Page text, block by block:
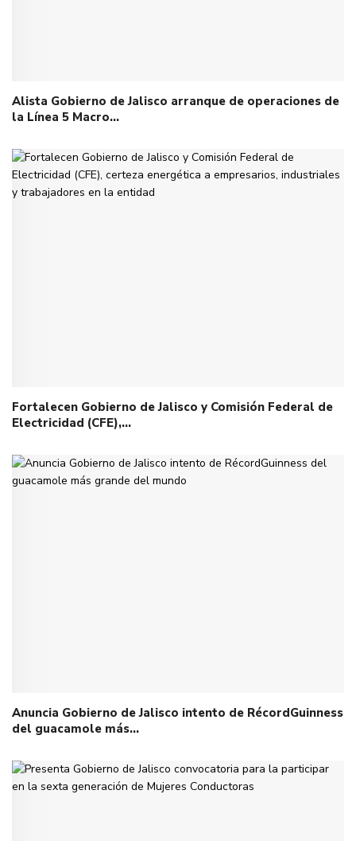
Alista Gobierno de Jalisco arranque de operaciones de
la Línea 5 Macro…
Fortalecen Gobierno de Jalisco y Comisión Federal de
Electricidad (CFE),…
Anuncia Gobierno de Jalisco intento de RécordGuinness
del guacamole más…